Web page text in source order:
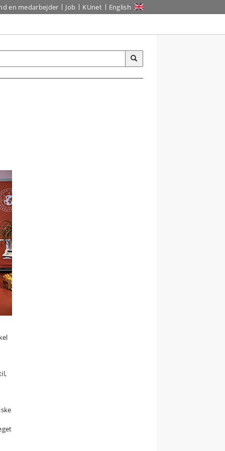
en medarbejder Job KUnet English